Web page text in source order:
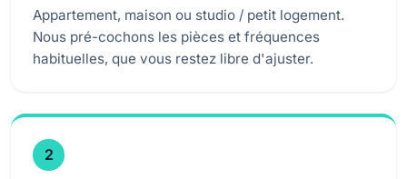
Appartement, maison ou studio / petit logement.
Nous pré-cochons les pièces et fréquences
habituelles, que vous restez libre d'ajuster.
2